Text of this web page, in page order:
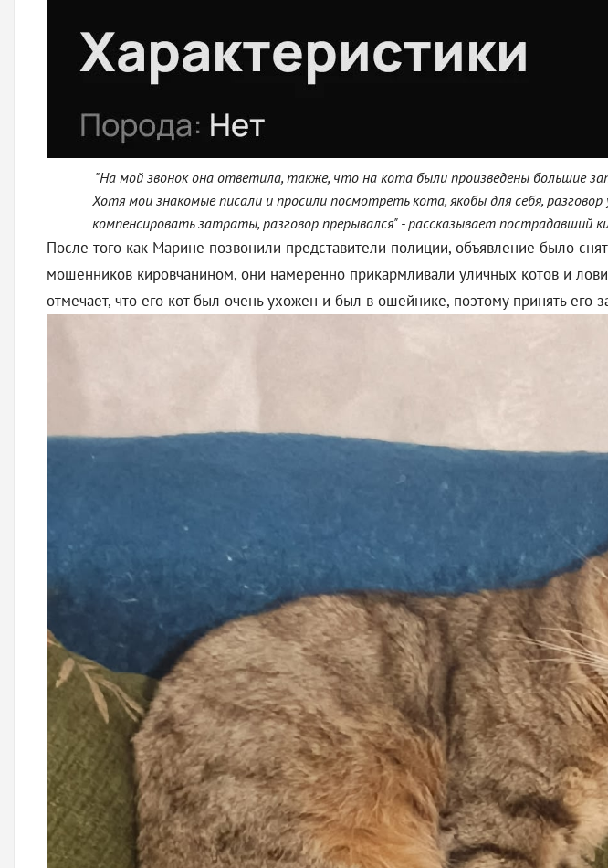
"На мой звонок она ответила, также, что на кота были произведены большие
Хотя мои знакомые писали и просили посмотреть кота, якобы для себя,
компенсировать затраты, разговор прерывался" - рассказывает пострадавший
После того как Марине позвонили представители полиции, объявление было
мошенников кировчанином, они намеренно прикармливали уличных котов и
отмечает, что его кот был очень ухожен и был в ошейнике, поэтому принять его